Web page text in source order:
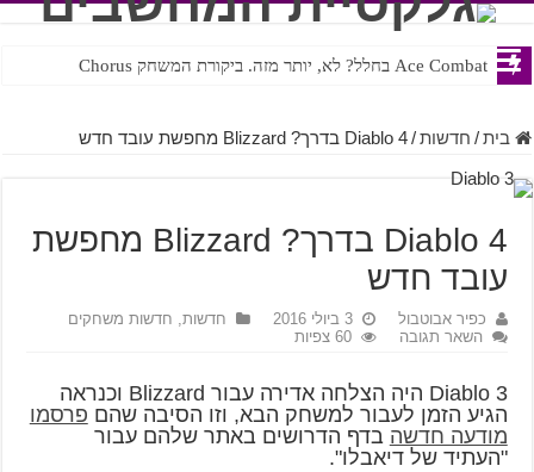
Ace Combat בחלל? לא, יותר מזה. ביקורת המשחק Chorus
Steven Universe והשירים שתורגמו בצורה נוראית לעברית
בית / חדשות / Diablo 4 בדרך? Blizzard מחפשת עובד חדש
Diablo 4 בדרך? Blizzard מחפשת
עובד חדש
כפיר אבוטבול 3 ביולי 2016 חדשות, חדשות משחקים
השאר תגובה
60 צפיות
Diablo 3 היה הצלחה אדירה עבור Blizzard וכנראה
הגיע הזמן לעבור למשחק הבא, וזו הסיבה שהם פרסמו
מודעה חדשהבדף הדרושים באתר שלהם עבור
"העתיד של דיאבלו".